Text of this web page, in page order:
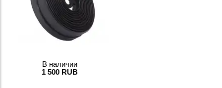
В наличии
1 500 RUB